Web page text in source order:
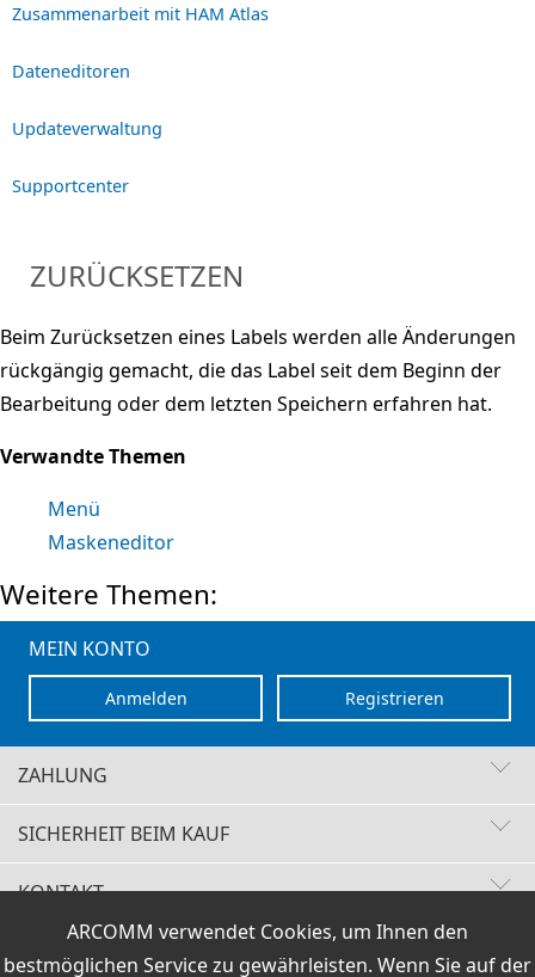
ARCOMM verwendet Cookies, um Ihnen den
bestmöglichen Service zu gewährleisten. Wenn Sie auf der
Zusammenarbeit mit HAM Atlas
Dateneditoren
Updateverwaltung
Supportcenter
ZURÜCKSETZEN
Beim Zurücksetzen eines Labels werden alle Änderungen
rückgängig gemacht, die das Label seit dem Beginn der
Bearbeitung oder dem letzten Speichern erfahren hat.
Verwandte Themen
Menü
Maskeneditor
Weitere Themen:
MEIN KONTO
Registrieren
Anmelden
ZAHLUNG
SICHERHEIT BEIM KAUF
Käuferschutz
Datenschutz
KONTAKT
VERTRAG WIDERRUFEN